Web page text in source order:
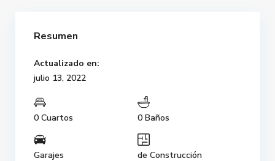
Resumen
Actualizado en:
julio 13, 2022
0 Cuartos 0 Baños
Garajes de Construcción